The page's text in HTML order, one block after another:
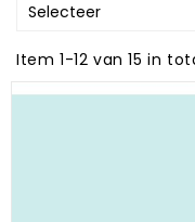
Selecteer
Item 1-12 van 15 in